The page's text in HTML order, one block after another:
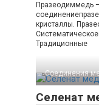
Празеодиммедь
кристаллы.
Традиционные
Соединения
Селенат